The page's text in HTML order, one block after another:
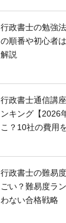
行政書士の勉強
の順番や初心者
解説
行政書士通信講
ンキング【2026
こ？10社の費用
行政書士の難易
ごい？難易度ラ
わない合格戦略